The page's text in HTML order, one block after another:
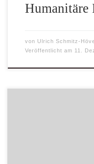
von Ulrich Schmitz-
Veröffentlicht am 11.